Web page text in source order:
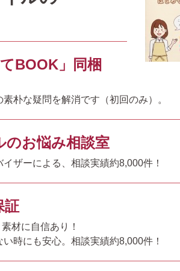
BOOK」同梱
朴な疑問を解消です（初回のみ）。
のお悩み相談室
ザーによる、相談実績約8,000件！
証
材に自信あり！
時にも安心。相談実績約8,000件！